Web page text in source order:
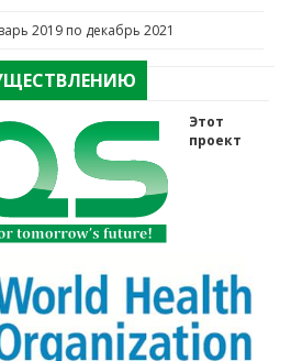
2019 по декабрь 2021
Этот
проект